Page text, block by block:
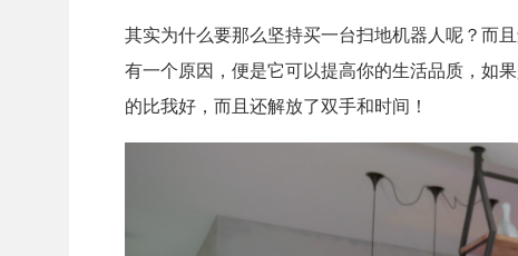
其实为什么要那么坚持买一台扫地机器人呢？而
有一个原因，便是它可以提高你的生活品质，如
的比我好，而且还解放了双手和时间！